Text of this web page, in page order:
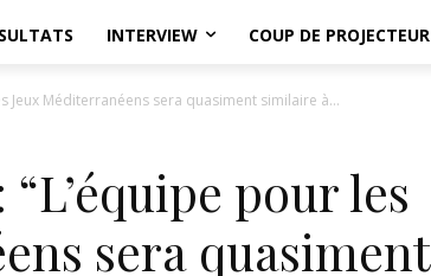
INTERVIEW COUP DE PROJECTEUR
Jeux Méditerranéens sera quasiment similaire à...
pour les
sera quasiment